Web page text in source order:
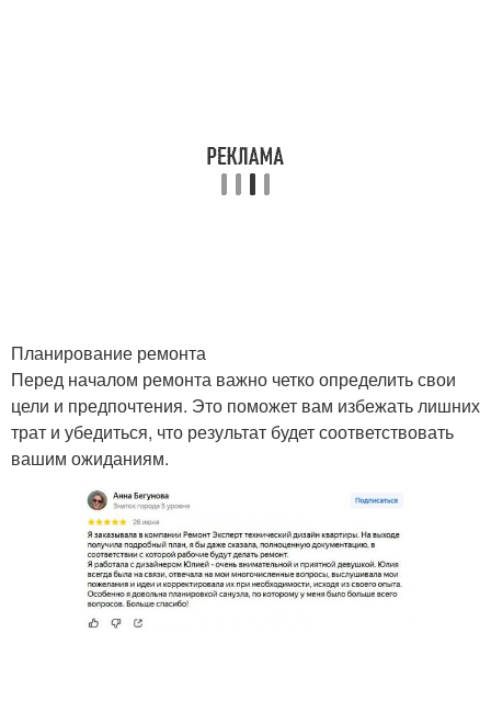
Планирование ремонта
Перед началом ремонта важно четко определить свои
цели и предпочтения. Это поможет вам избежать лишних
трат и убедиться, что результат будет соответствовать
вашим ожиданиям.